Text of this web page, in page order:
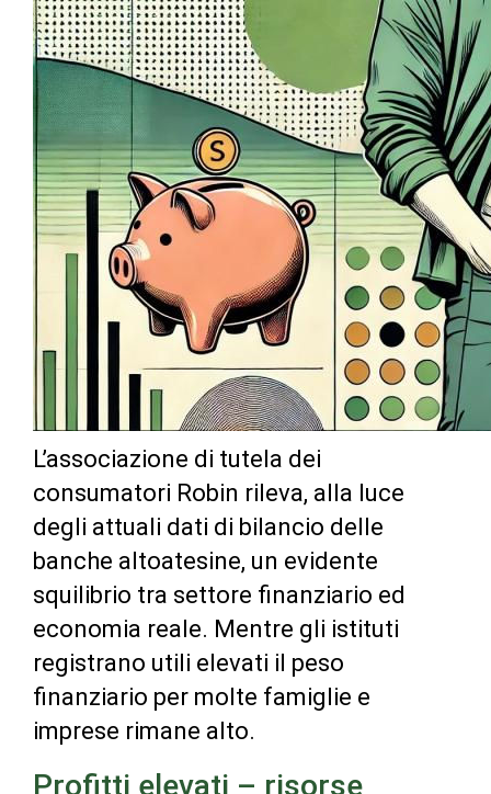
L’associazione di tutela dei
consumatori Robin rileva, alla luce
degli attuali dati di bilancio delle
banche altoatesine, un evidente
squilibrio tra settore finanziario ed
economia reale. Mentre gli istituti
registrano utili elevati il peso
finanziario per molte famiglie e
imprese rimane alto.
Profitti elevati – risorse